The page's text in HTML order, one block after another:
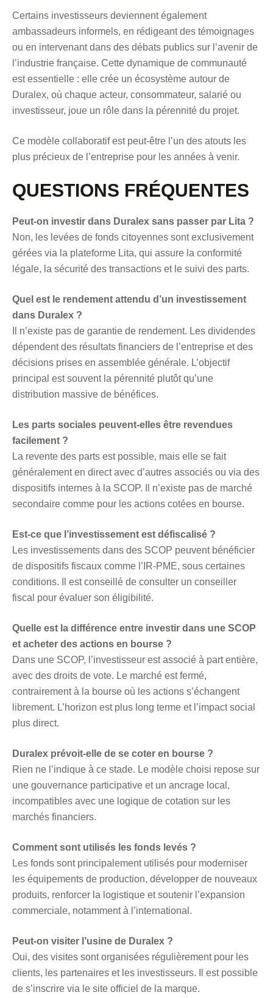
Certains investisseurs deviennent également
ambassadeurs informels, en rédigeant des témoignages
ou en intervenant dans des débats publics sur l’avenir de
l’industrie française. Cette dynamique de communauté
est essentielle : elle crée un écosystème autour de
Duralex, où chaque acteur, consommateur, salarié ou
investisseur, joue un rôle dans la pérennité du projet.
Ce modèle collaboratif est peut-être l’un des atouts les
plus précieux de l’entreprise pour les années à venir.
QUESTIONS FRÉQUENTES
Peut-on investir dans Duralex sans passer par Lita ?
Non, les levées de fonds citoyennes sont exclusivement
gérées via la plateforme Lita, qui assure la conformité
légale, la sécurité des transactions et le suivi des parts.
Quel est le rendement attendu d’un investissement
dans Duralex ?
Il n’existe pas de garantie de rendement. Les dividendes
dépendent des résultats financiers de l’entreprise et des
décisions prises en assemblée générale. L’objectif
principal est souvent la pérennité plutôt qu’une
distribution massive de bénéfices.
Les parts sociales peuvent-elles être revendues
facilement ?
La revente des parts est possible, mais elle se fait
généralement en direct avec d’autres associés ou via des
dispositifs internes à la SCOP. Il n’existe pas de marché
secondaire comme pour les actions cotées en bourse.
Est-ce que l’investissement est défiscalisé ?
Les investissements dans des SCOP peuvent bénéficier
de dispositifs fiscaux comme l’IR-PME, sous certaines
conditions. Il est conseillé de consulter un conseiller
fiscal pour évaluer son éligibilité.
Quelle est la différence entre investir dans une SCOP
et acheter des actions en bourse ?
Dans une SCOP, l’investisseur est associé à part entière,
avec des droits de vote. Le marché est fermé,
contrairement à la bourse où les actions s’échangent
librement. L’horizon est plus long terme et l’impact social
plus direct.
Duralex prévoit-elle de se coter en bourse ?
Rien ne l’indique à ce stade. Le modèle choisi repose sur
une gouvernance participative et un ancrage local,
incompatibles avec une logique de cotation sur les
marchés financiers.
Comment sont utilisés les fonds levés ?
Les fonds sont principalement utilisés pour moderniser
les équipements de production, développer de nouveaux
produits, renforcer la logistique et soutenir l’expansion
commerciale, notamment à l’international.
Peut-on visiter l’usine de Duralex ?
Oui, des visites sont organisées régulièrement pour les
clients, les partenaires et les investisseurs. Il est possible
de s’inscrire via le site officiel de la marque.